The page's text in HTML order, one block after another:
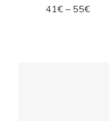
41€– 55€